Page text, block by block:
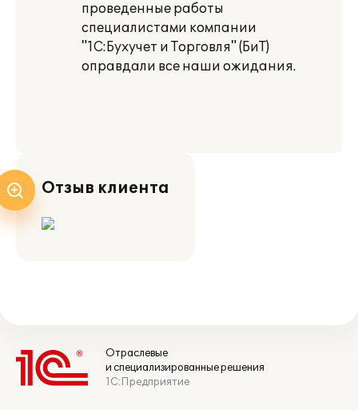
проведенные работы
специалистами компании
"1С:Бухучет и Торговля" (БиТ)
оправдали все наши ожидания.
Отзыв клиента
Отраслевые
и специализированные решения
1С:Предприятие